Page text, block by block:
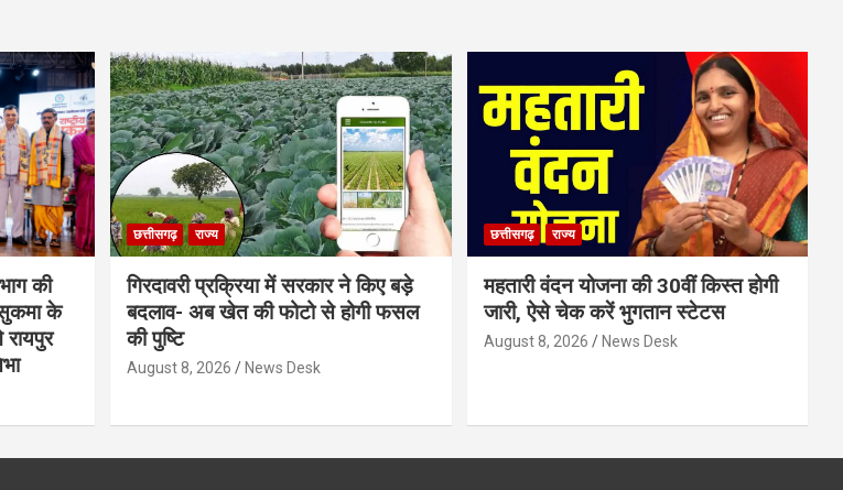
की
के
रायपुर
छत्तीसगढ़ राज्य
गिरदावरी प्रक्रिया में सरकार ने किए बड़े
बदलाव- अब खेत की फोटो से होगी फसल
की पुष्टि
August 8, 2026 News Desk
छत्तीसगढ़ राज्य
महतारी वंदन योजना की 30वीं किस्त होगी
जारी, ऐसे चेक करें भुगतान स्टेटस
August 8, 2026 News Desk